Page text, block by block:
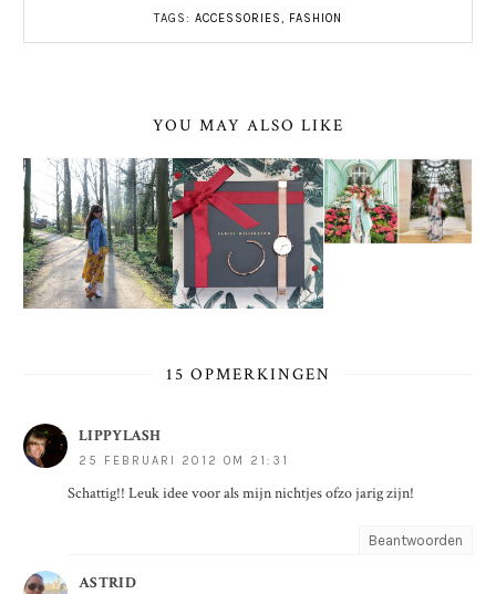
TAGS: ACCESSORIES, FASHION
YOU MAY ALSO LIKE
15 OPMERKINGEN
LIPPYLASH
25 FEBRUARI 2012 OM 21:31
Schattig!! Leuk idee voor als mijn nichtjes ofzo jarig zijn!
Beantwoorden
ASTRID